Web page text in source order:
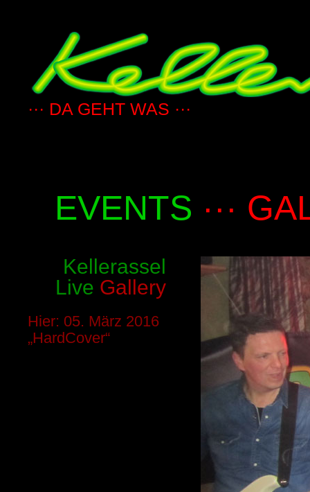
··· DA GEHT WAS ···
EVENTS ···
Kellerassel
Live Gallery
Hier: 05. März 2016
„HardCover“